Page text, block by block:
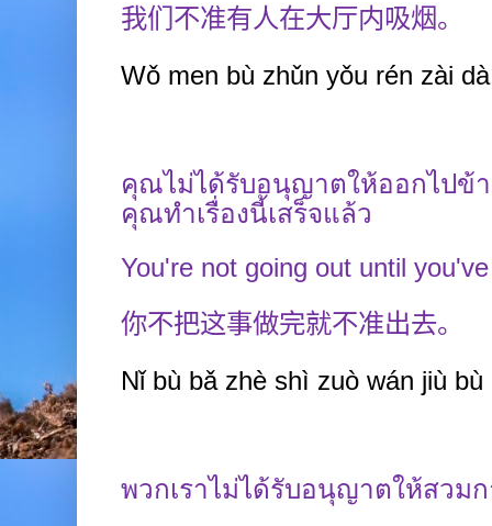
我们不准有人在大厅内吸烟。
Wǒ men bù zhǔn yǒu rén zài
คุณไม่ได้รับอนุญาตให้ออกไปข้า
คุณทำเรื่องนี้เสร็จแล้ว
You're not going out until
你不把这事做完就不准出去。
Nǐ bù bǎ zhè shì zuò wán jiù
พวกเราไม่ได้รับอนุญาตให้สวม